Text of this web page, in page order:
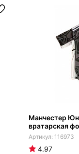
Манчестер
вратарская
116973
4.97